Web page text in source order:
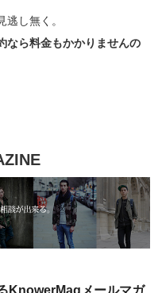
し無く。
なら料金もかかりませんの
KnowerMagメールマガ